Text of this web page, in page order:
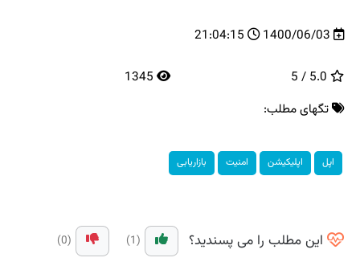
1400/06/03
21:04:15
تگهای مطلب:
اپل اپلیكیشن امنیت بازاریابی
این مطلب را می پسندید؟ (1)
(0)